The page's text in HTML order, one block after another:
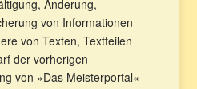
Änderung,
von Informationen
von Texten, Textteilen
der vorherigen
von »Das Meisterportal«